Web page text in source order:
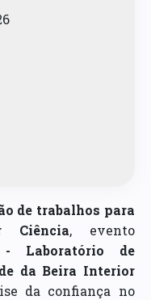
de trabalhos para
Ciência, evento
- Laboratório de
da Beira Interior
da confiança no